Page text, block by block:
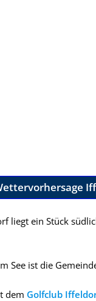
liegt ein Stück
See ist die
dem Golfclub